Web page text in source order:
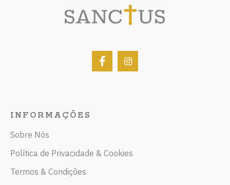
INFORMAÇÕES
Sobre Nós
Política de Privacidade & Cookies
Termos & Condições